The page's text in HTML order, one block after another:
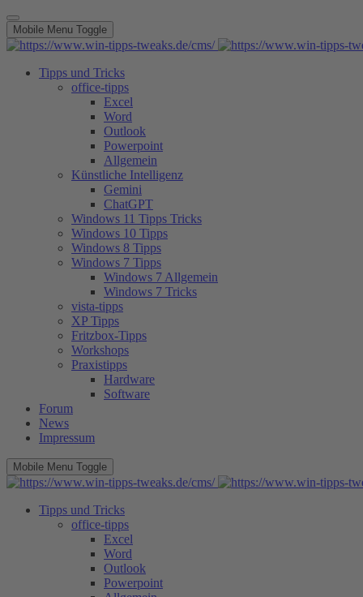
Mobile Menu Toggle
Tipps und Tricks
office-tipps
Excel
Word
Outlook
Powerpoint
Allgemein
Künstliche Intelligenz
Gemini
ChatGPT
Windows 11 Tipps Tricks
Windows 10 Tipps
Windows 8 Tipps
Windows 7 Tipps
Windows 7 Allgemein
Windows 7 Tricks
vista-tipps
XP Tipps
Fritzbox-Tipps
Workshops
Praxistipps
Hardware
Software
Forum
News
Impressum
Mobile Menu Toggle
Tipps und Tricks
office-tipps
Excel
Word
Outlook
Powerpoint